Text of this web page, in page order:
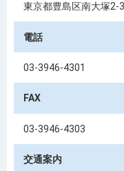
東京都豊島区南大塚2-
電話
03-3946-4301
FAX
03-3946-4303
交通案内